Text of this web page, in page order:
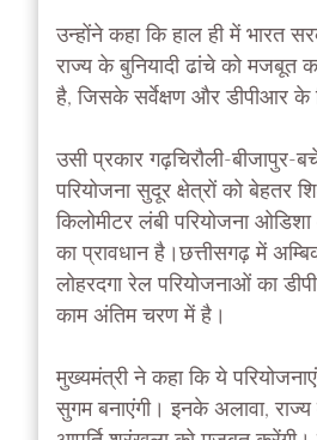
उन्होंने कहा कि हाल ही में भारत
राज्य के बुनियादी ढांचे को मजबूत
है, जिसके सर्वेक्षण और डीपीआर के
उसी प्रकार गढ़चिरौली-
परियोजना सुदूर क्षेत्रों को
किलोमीटर लंबी परियोजना
का प्रावधान है।छत्तीसगढ़ में
लोहरदगा रेल परियोजनाओं का
काम अंतिम चरण में है।
मुख्यमंत्री ने कहा कि ये
सुगम बनाएंगी। इनके अलावा,